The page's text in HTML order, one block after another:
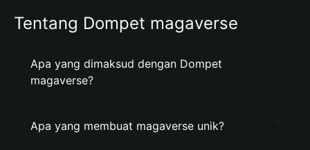
Tentang Dompet magaverse
Apa yang dimaksud dengan Dompet
magaverse?
Apa yang membuat magaverse unik?